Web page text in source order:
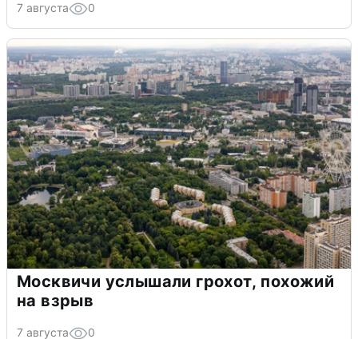
7 августа 0
Москвичи услышали грохот, похожий
на взрыв
7 августа 0